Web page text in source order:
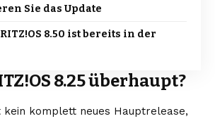
Sie das Update
8.50 ist bereits in der
8.25 überhaupt?
kein komplett neues Hauptrelease,